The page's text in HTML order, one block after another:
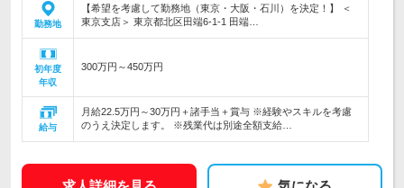
勤務地
【希望を考慮して勤務地（東京・大阪・石川）を決定！】 ＜
東京支店＞ 東京都北区田端6-1-1 田端…
初年度
年収
300万円～450万円
給与
月給22.5万円～30万円＋諸手当＋賞与 ※経験やスキルを考慮
のうえ決定します。 ※残業代は別途全額支給…